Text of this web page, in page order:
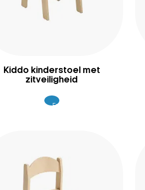
Kiddo kinderstoel met
zitveiligheid
249
Excl.